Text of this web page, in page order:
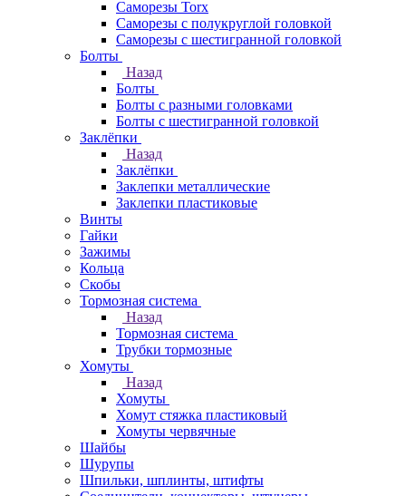
Саморезы Torx
Саморезы с полукруглой головкой
Саморезы с шестигранной головкой
Болты
Назад
Болты
Болты с разными головками
Болты с шестигранной головкой
Заклёпки
Назад
Заклёпки
Заклепки металлические
Заклепки пластиковые
Винты
Гайки
Зажимы
Кольца
Скобы
Тормозная система
Назад
Тормозная система
Трубки тормозные
Хомуты
Назад
Хомуты
Хомут стяжка пластиковый
Хомуты червячные
Шайбы
Шурупы
Шпильки, шплинты, штифты